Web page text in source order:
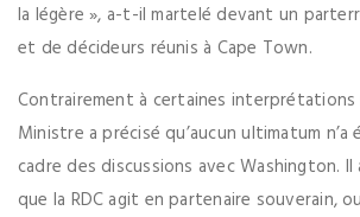
la légère », a-t-il martelé devant un
et de décideurs réunis à Cape Town.
Contrairement à certaines interprétations
Ministre a précisé qu’aucun ultimatum
cadre des discussions avec Washington.
que la RDC agit en partenaire souverain,